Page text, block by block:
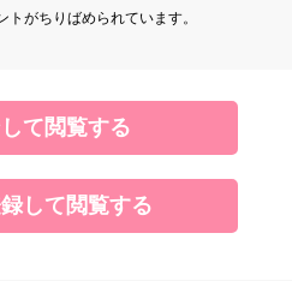
がちりばめられています。
て閲覧する
して閲覧する